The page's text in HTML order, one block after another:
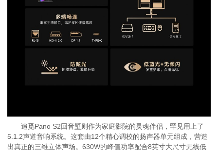
追觅Pano S2回音壁则作为家庭影院的灵魂伴侣，罕见用上了
5.1.2声道音响系统。这套由12个精心调校的扬声器单元组成，营造
出真正的三维立体声场。630W的峰值功率配合8英寸大尺寸无线低